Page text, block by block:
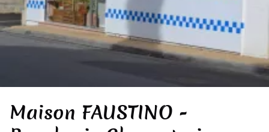
Maison FAUSTINO -